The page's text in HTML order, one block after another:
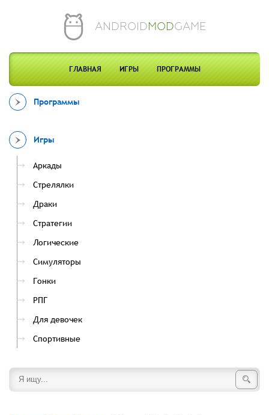
ANDROIDMODGAME
ГЛАВНАЯ ИГРЫ ПРОГРАММЫ
Программы
Игры
Аркады
Стрелялки
Драки
Стратегии
Логические
Симуляторы
Гонки
РПГ
Для девочек
Спортивные